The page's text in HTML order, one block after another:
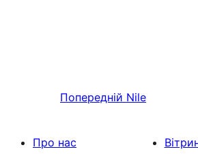
Попередній Nile
Про нас